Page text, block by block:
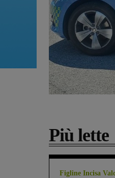
Più lette
Figline Incisa